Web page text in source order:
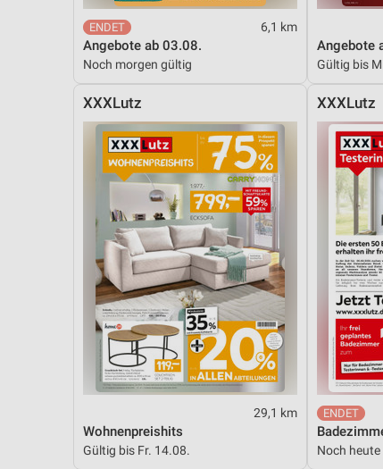
6,1 km
Angebote ab 03.08.
Noch morgen gültig
Angebote
Gültig bis
XXXLutz
29,1 km
Wohnenpreishits
Gültig bis Fr. 14.08.
XXXLutz
Noch
Funktional